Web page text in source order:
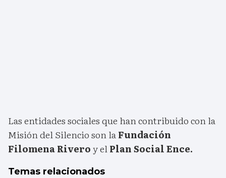
Las entidades sociales que han contribuido con la
Misión del Silencio son laFundación
Filomena Riveroy elPlan Social Ence.
Temas relacionados